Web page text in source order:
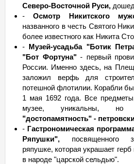
Северо-Восточной Руси,
-Осмотр Никитского
названного в честь Святого
более известного как Никита
- Музей-усадьба "Ботик
"Бот Фортуна"- первый
России. Именно здесь, на
заложил верфь для
потешной флотилии. Корабли
1 мая 1692 года. Все
музее, уникальны, но
"достопамятность" -
- Гастрономическая
Ряпушки", посвященного
ряпушке, которая украшает герб
в народе "царской сельдью".